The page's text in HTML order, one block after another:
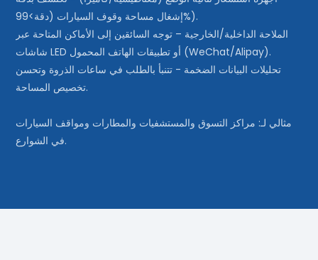
إشغال مساحة وقوف السيارات (دقة>99%).
الملاحة الداخلية/الخارجية – توجه السائقين إلى الأماكن المتاحة عبر
شاشات LED أو تطبيقات الهاتف المحمول (WeChat/Alipay).
تحليلات البيانات الضخمة - تتنبأ بالطلب في ساعات الذروة وتحسن
تخصيص المساحة.
مثالي لـ: مراكز التسوق والمستشفيات والمطارات ومواقف السيارات
في الشوارع.